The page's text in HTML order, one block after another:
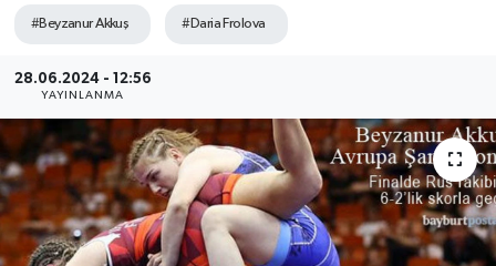
#Beyzanur Akkuş #Daria Frolova
28.06.2024 - 12:56
YAYINLANMA